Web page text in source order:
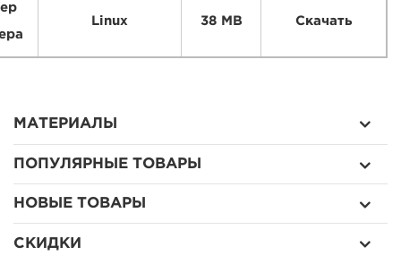
Linux 38 MB Скачать
МАТЕРИАЛЫ
ПОПУЛЯРНЫЕ ТОВАРЫ
НОВЫЕ ТОВАРЫ
СКИДКИ